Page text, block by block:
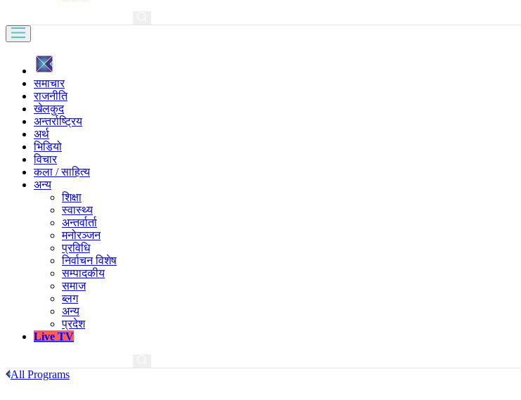
समाचार
राजनीति
खेलकुद
अन्तर्राष्ट्रिय
अर्थ
भिडियो
विचार
कला / साहित्य
अन्य
शिक्षा
स्वास्थ्य
अन्तर्वार्ता
मनोरञ्जन
प्रविधि
निर्वाचन विशेष
सम्पादकीय
समाज
ब्लग
अन्य
प्रदेश
Live TV
All Programs